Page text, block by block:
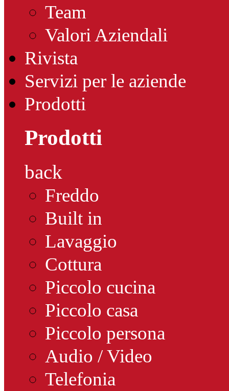
Team
Valori Aziendali
Rivista
Servizi per le aziende
Prodotti
Prodotti
back
Freddo
Built in
Lavaggio
Cottura
Piccolo cucina
Piccolo casa
Piccolo persona
Audio / Video
Telefonia